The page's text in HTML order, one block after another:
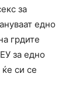
за
едно
грдите
за едно
си се